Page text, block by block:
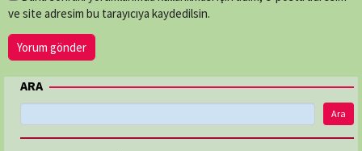
ve site adresim bu tarayıcıya kaydedilsin.
ARA
Ara